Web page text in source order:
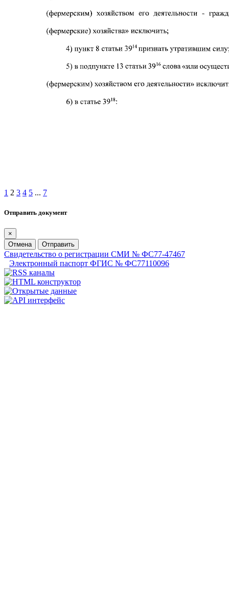
1 2 3 4 5 ... 7
Отправить документ
×
Отмена
Отправить
Свидетельство о регистрации СМИ № ФС77-47467
Электронный паспорт ФГИС № ФС77110096